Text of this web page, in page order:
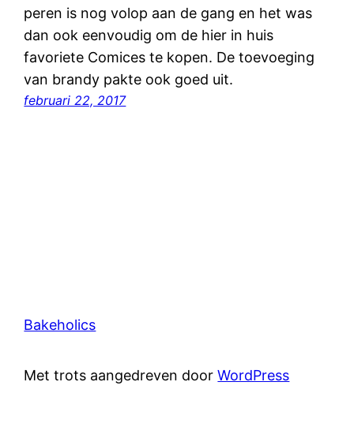
peren is nog volop aan de gang en het was
dan ook eenvoudig om de hier in huis
favoriete Comices te kopen. De toevoeging
van brandy pakte ook goed uit.
februari 22, 2017
Bakeholics
Met trots aangedreven doorWordPress